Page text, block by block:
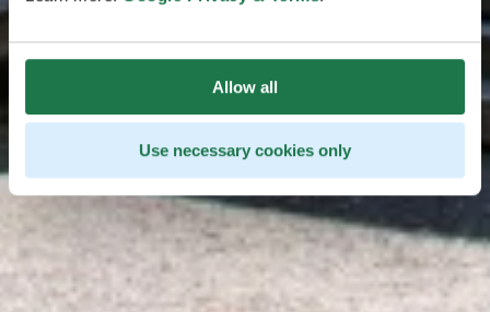
Allow all
Use necessary cookies only